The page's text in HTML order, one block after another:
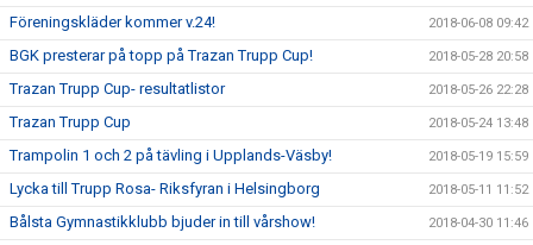
Föreningskläder kommer v.24! 2018-06-08 09:42
BGK presterar på topp på Trazan Trupp Cup! 2018-05-28 20:58
Trazan Trupp Cup- resultatlistor 2018-05-26 22:28
Trazan Trupp Cup 2018-05-24 13:48
Trampolin 1 och 2 på tävling i Upplands-Väsby! 2018-05-19 15:59
Lycka till Trupp Rosa- Riksfyran i Helsingborg 2018-05-11 11:52
Bålsta Gymnastikklubb bjuder in till vårshow! 2018-04-30 11:46